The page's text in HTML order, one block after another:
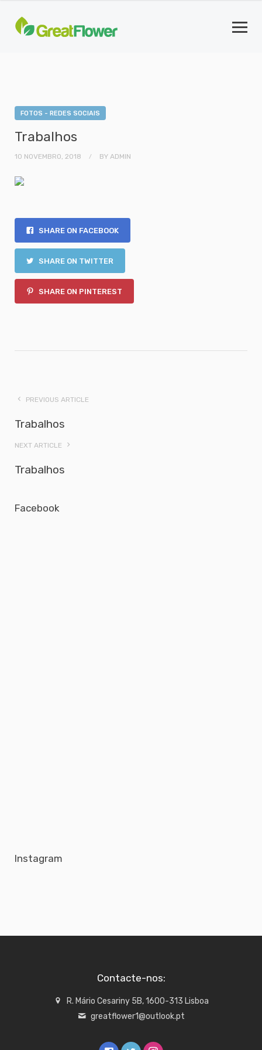
FOTOS - REDES SOCIAIS
Trabalhos
10 NOVEMBRO, 2018 BY ADMIN
SHARE ON FACEBOOK
SHARE ON TWITTER
SHARE ON PINTEREST
PREVIOUS ARTICLE
Trabalhos
NEXT ARTICLE
Trabalhos
Facebook
Instagram
Contacte-nos:
R. Mário Cesariny 5B, 1600-313 Lisboa
greatflower1@outlook.pt